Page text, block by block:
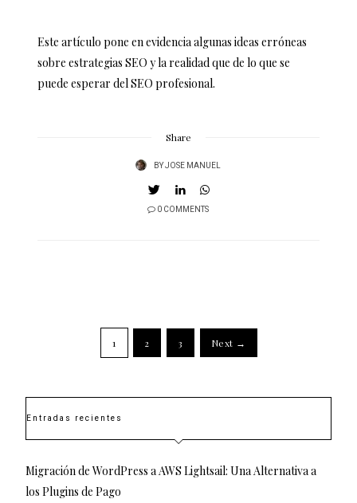
Este artículo pone en evidencia algunas ideas erróneas
sobre estrategias SEO y la realidad que de lo que se
puede esperar del SEO profesional.
Share
BYJOSE MANUEL
0 COMMENTS
1 2 3 Next →
Entradas recientes
Migración de WordPress a AWS Lightsail: Una Alternativa a
los Plugins de Pago